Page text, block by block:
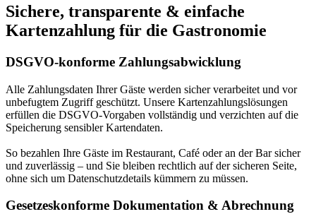
Sichere, transparente & einfache
Kartenzahlung für die Gastronomie
DSGVO-konforme Zahlungsabwicklung
Alle Zahlungsdaten Ihrer Gäste werden sicher verarbeitet und vor
unbefugtem Zugriff geschützt. Unsere Kartenzahlungslösungen
erfüllen die DSGVO-Vorgaben vollständig und verzichten auf die
Speicherung sensibler Kartendaten.
So bezahlen Ihre Gäste im Restaurant, Café oder an der Bar sicher
und zuverlässig – und Sie bleiben rechtlich auf der sicheren Seite,
ohne sich um Datenschutzdetails kümmern zu müssen.
Gesetzeskonforme Dokumentation & Abrechnung